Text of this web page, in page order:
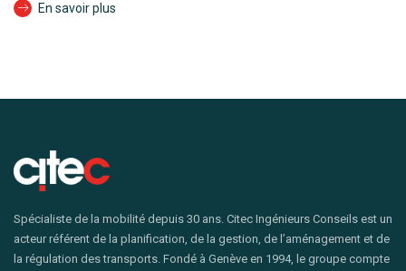
En savoir plus
Spécialiste de la mobilité depuis 30 ans. Citec Ingénieurs Conseils est un
acteur référent de la planification, de la gestion, de l’aménagement et de
la régulation des transports. Fondé à Genève en 1994, le groupe compte